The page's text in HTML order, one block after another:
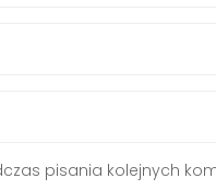
pisania kolejnych